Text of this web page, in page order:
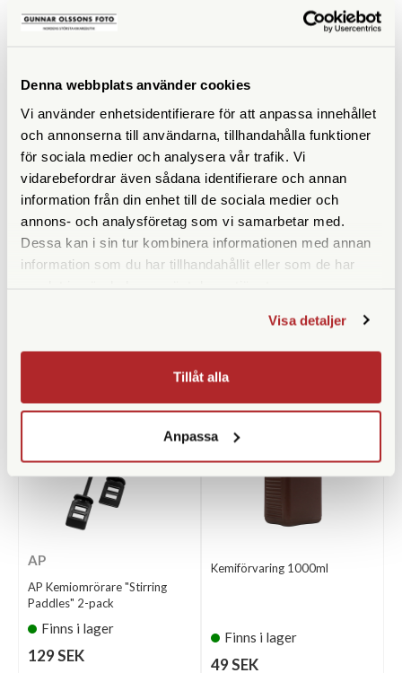
Denna webbplats använder cookies
Vi använder enhetsidentifierare för att anpassa innehållet
och annonserna till användarna, tillhandahålla funktioner
för sociala medier och analysera vår trafik. Vi
vidarebefordrar även sådana identifierare och annan
information från din enhet till de sociala medier och
annons- och analysföretag som vi samarbetar med.
Dessa kan i sin tur kombinera informationen med annan
information som du har tillhandahållit eller som de har
Visa detaljer
Tillåt alla
Anpassa
ANDRA KÖPTE ÄVEN
Zeiss Cleaning Fluid Kit Leica Putsduk
AP
AP Kemiomrörare "Stirring
Paddles" 2-pack
Finns i lager
129 SEK
Kemiförvaring 1000ml
Finns i lager
49 SEK